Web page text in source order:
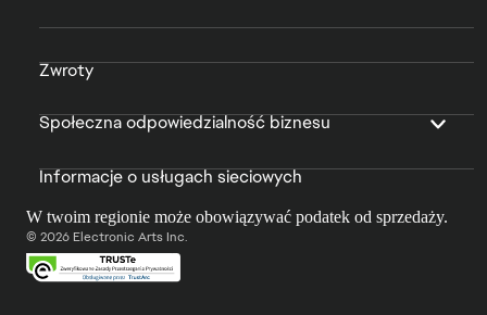
Zwroty
Społeczna odpowiedzialność biznesu
Informacje o usługach sieciowych
W twoim regionie może obowiązywać podatek od sprzedaży.
© 2026 Electronic Arts Inc.